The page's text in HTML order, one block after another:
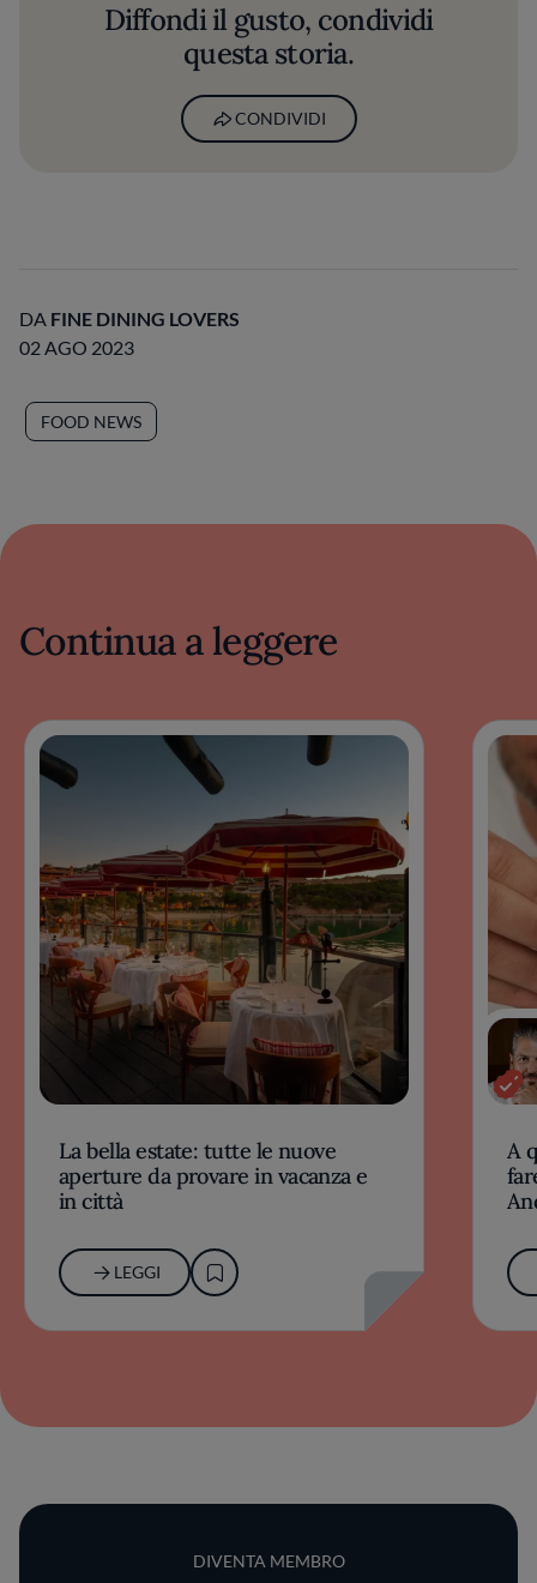
Diffondi il gusto, condividi
questa storia.
CONDIVIDI
DA FINE DINING LOVERS
02 AGO 2023
FOOD NEWS
Continua a leggere
La bella estate: tutte le nuove
aperture da provare in vacanza e
in città
LEGGI
A
DIVENTA MEMBRO